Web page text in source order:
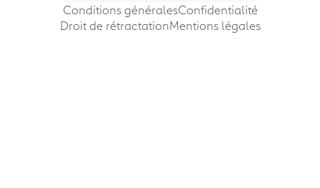
Conditions généralesConfidentialité
Droit de rétractationMentions légales